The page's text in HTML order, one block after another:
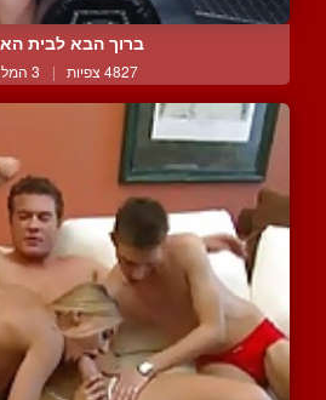
ברוך הבא לבית
4827 צפיות | 3 המלצות